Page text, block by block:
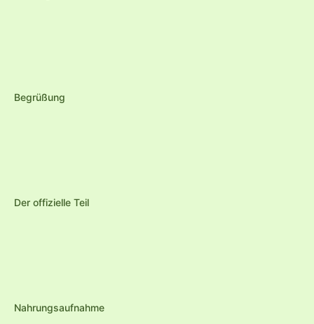
Begrüßung
Der offizielle Teil
Nahrungsaufnahme